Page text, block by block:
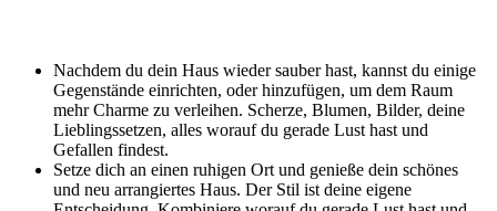
Nachdem du dein Haus wieder sauber hast, kannst du einige
Gegenstände einrichten, oder hinzufügen, um dem Raum
mehr Charme zu verleihen. Scherze, Blumen, Bilder, deine
Lieblingssetzen, alles worauf du gerade Lust hast und
Gefallen findest.
Setze dich an einen ruhigen Ort und genieße dein schönes
und neu arrangiertes Haus. Der Stil ist deine eigene